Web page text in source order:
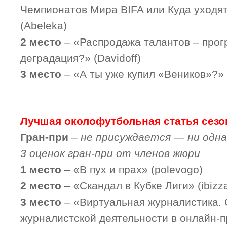
Чемпионатов Мира BIFA или Куда
(Abeleka)
2 место – «Распродажа талантов –
деградация?» (Davidoff)
3 место – «А ты уже купил
Лучшая околофутбольная статья
Гран-при – не присуждается — ни
3 оценок гран-при от членов жюри
1 место – «В пух и прах» (polevogo)
2 место – «Скандал в Кубке Лиги»
3 место – «Виртуальная
журналистской деятельности в онлайн-